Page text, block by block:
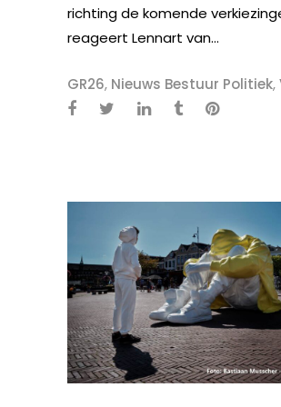
richting de komende
reageert Lennart van...
GR26, Nieuws Bestuur Politiek,